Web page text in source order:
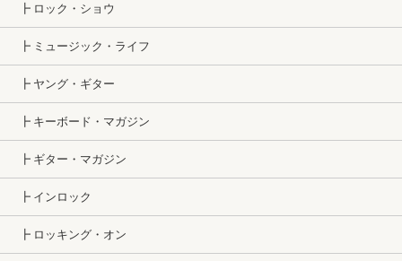
┣ ロック・ショウ
┣ ミュージック・ライフ
┣ ヤング・ギター
┣ キーボード・マガジン
┣ ギター・マガジン
┣ インロック
┣ ロッキング・オン